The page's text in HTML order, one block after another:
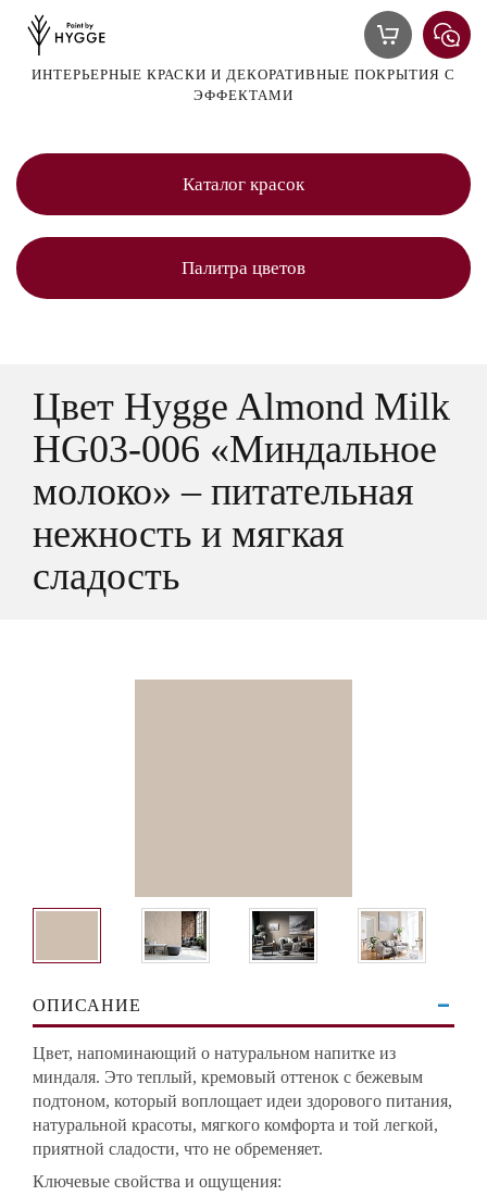
ИНТЕРЬЕРНЫЕ КРАСКИ И ДЕКОРАТИВНЫЕ ПОКРЫТИЯ С
ЭФФЕКТАМИ
Каталог красок
Палитра цветов
Цвет Hygge Almond Milk
HG03-006 «Миндальное
молоко» – питательная
нежность и мягкая
сладость
ОПИСАНИЕ
Цвет, напоминающий о натуральном напитке из
миндаля. Это теплый, кремовый оттенок с бежевым
подтоном, который воплощает идеи здорового питания,
натуральной красоты, мягкого комфорта и той легкой,
приятной сладости, что не обременяет.
Ключевые свойства и ощущения: